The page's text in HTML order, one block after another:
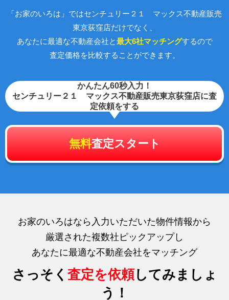
「お家のいろは」ではセンチュリー２１ マックス不動産販売
東京荻窪店だけでなく、
あなたに最適な不動産会社と最大6社マッチングするので
査定価格を比較することができます。
かんたん60秒入力！
センチュリー２１ マックス不動産販売東京荻窪店に査
定依頼をする
無料査定スタート
お家のいろはなら入力いただいた物件情報から
厳選された複数社ピックアップし
あなたに最適な不動産会社をマッチング
さっそく 査定を依頼してみましょ
う！